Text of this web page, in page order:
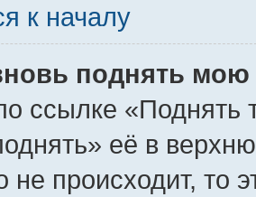
к началу
поднять мою
ссылке «Поднять
её в
не происходит, то